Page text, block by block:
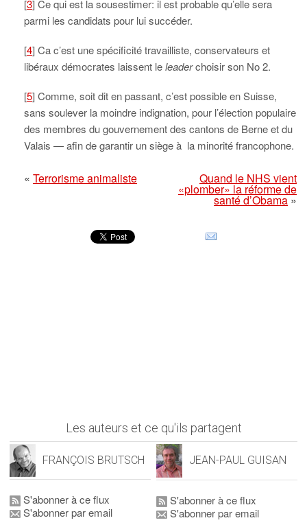
[3] Ce qui est la sousestimer: il est probable qu’elle sera
parmi les candidats pour lui succéder.
[4] Ca c’est une spécificité travailliste, conservateurs et
libéraux démocrates laissent leleaderchoisir son No 2.
[5] Comme, soit dit en passant, c’est possible en Suisse,
sans soulever la moindre indignation, pour l’élection populaire
des membres du gouvernement des cantons de Berne et du
Valais — afin de garantir un siège à la minorité francophone.
« Terrorisme animaliste Quand le NHS vient
«plomber» la réforme de
santé d’Obama»
Les auteurs et ce qu'ils partagent
FRANÇOIS BRUTSCH
S'abonner à ce flux
S'abonner par email
JEAN-PAUL GUISAN
S'abonner à ce flux
S'abonner par email